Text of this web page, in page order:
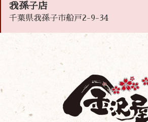
我孫子店
千葉県我孫子市船戸2-9-34